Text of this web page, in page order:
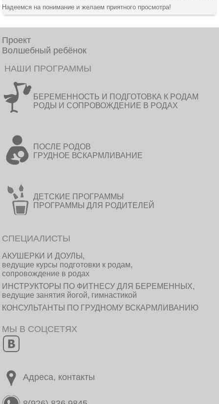
Надеемся на понимание и желаем приятного просмотра!
Проект
Волшебный ребёнок
НАШИ ПРОГРАММЫ
БЕРЕМЕННОСТЬ И ПОДГОТОВКА К РОДАМ
РОДЫ И СОПРОВОЖДЕНИЕ В РОДАХ
ПОСЛЕ РОДОВ
ГРУДНОЕ ВСКАРМЛИВАНИЕ
ДЕТСКИЕ ПРОГРАММЫ
ПРОГРАММЫ ДЛЯ РОДИТЕЛЕЙ
СПЕЦИАЛИСТЫ
АКУШЕРКИ И ДОУЛЫ,
ведущие курсы подготовки к родам,
сопровождение в родах
ИНСТРУКТОРЫ ПО ФИТНЕСУ ДЛЯ БЕРЕМЕННЫХ,
ведущие занятия йогой, гимнастикой
КОНСУЛЬТАНТЫ ПО ГРУДНОМУ ВСКАРМЛИВАНИЮ
МЫ В СОЦСЕТЯХ
Адреса, контакты